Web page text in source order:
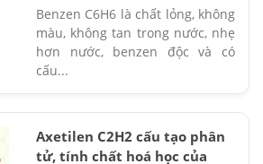
Benzen C6H6 là chất lỏng, không
màu, không tan trong nước, nhẹ
hơn nước, benzen độc và có
cấu...
Axetilen C2H2 cấu tạo phân
tử, tính chất hoá học của